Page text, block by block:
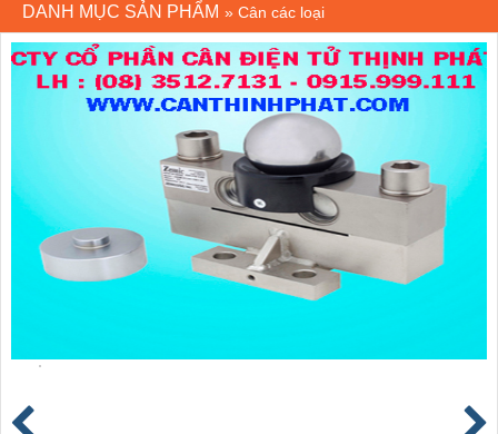
DANH MỤC SẢN PHẨM » Cân các loại